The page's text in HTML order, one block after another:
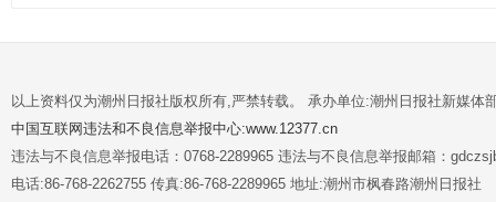
以上资料仅为潮州日报社版权所有,严禁转载。 承办单位:潮州日报社新媒体
中国互联网违法和不良信息举报中心:www.12377.cn
违法与不良信息举报电话：0768-2289965 违法与不良信息举报邮箱：
电话:86-768-2262755 传真:86-768-2289965 地址:潮州市枫春路潮州日报社